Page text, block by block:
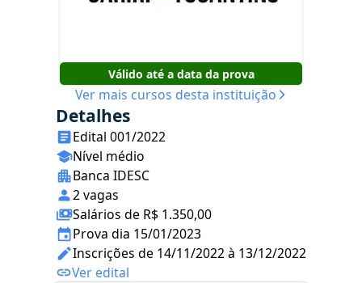
Válido até a data da prova
Ver mais cursos desta instituição
Detalhes
Edital 001/2022
Nível médio
Banca IDESC
2 vagas
Salários de R$ 1.350,00
Prova dia 15/01/2023
Inscrições de 14/11/2022 à 13/12/2022
Ver edital